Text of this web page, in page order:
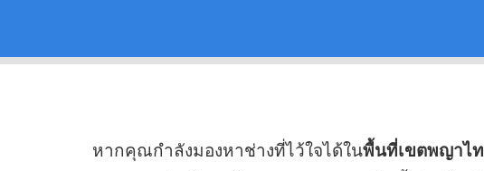
หากคุณกำลังมองหาช่างที่ไว้ใจได้ในพื้นที่เขตพญาไท